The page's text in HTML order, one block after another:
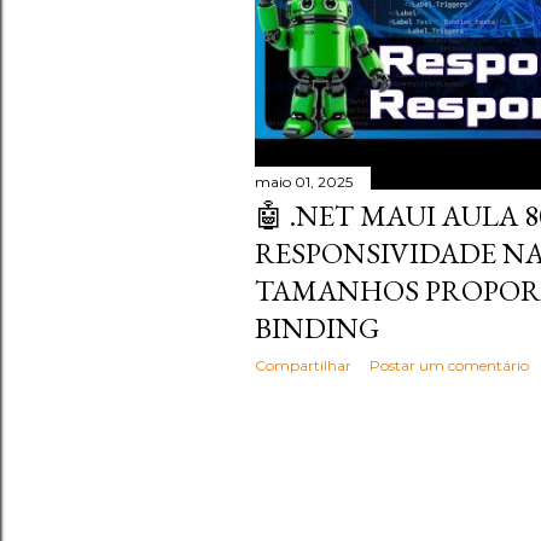
maio 01, 2025
🤖 .NET MAUI AULA
RESPONSIVIDADE
TAMANHOS
BINDING
Compartilhar Postar um comentário